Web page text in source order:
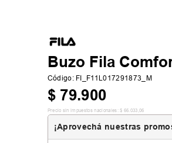
Buzo Fila
Código: FI_F11L017291873_M
$ 79.900
Precio sin impuestos nacionales: $ 66.033 ,06
¡Aprovechá nuestras